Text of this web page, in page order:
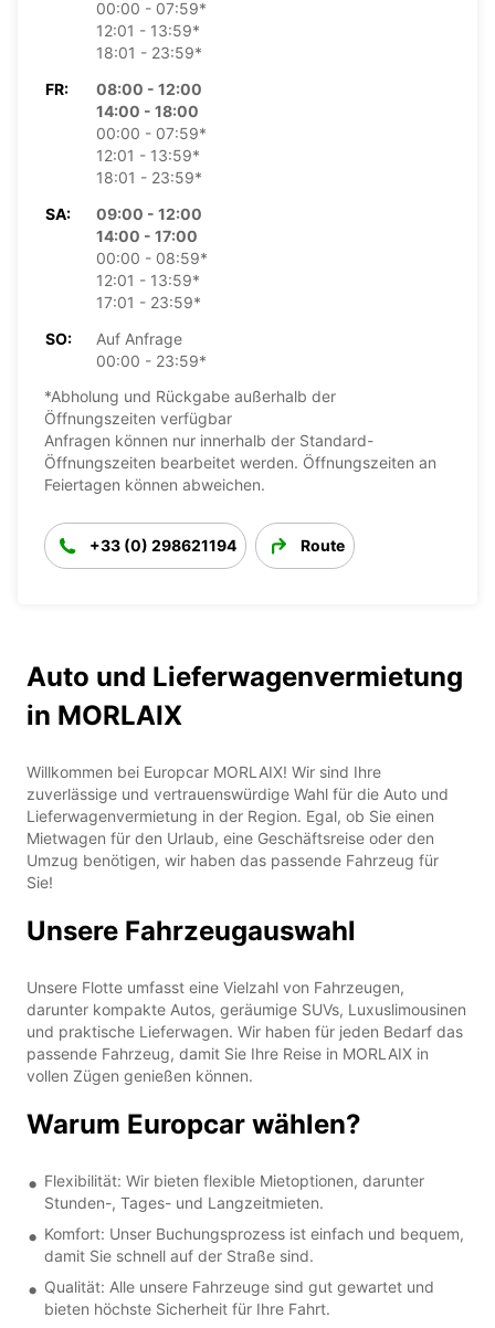
00:00 - 07:59*
12:01 - 13:59*
18:01 - 23:59*
FR:
08:00 - 12:00
14:00 - 18:00
00:00 - 07:59*
12:01 - 13:59*
18:01 - 23:59*
SA:
09:00 - 12:00
14:00 - 17:00
00:00 - 08:59*
12:01 - 13:59*
17:01 - 23:59*
SO:
Auf Anfrage
00:00 - 23:59*
*Abholung und Rückgabe außerhalb der
Öffnungszeiten verfügbar
Anfragen können nur innerhalb der Standard-
Öffnungszeiten bearbeitet werden. Öffnungszeiten an
Feiertagen können abweichen.
+33 (0) 298621194 Route
Auto und Lieferwagenvermietung
in MORLAIX
Willkommen bei Europcar MORLAIX! Wir sind Ihre
zuverlässige und vertrauenswürdige Wahl für die Auto und
Lieferwagenvermietung in der Region. Egal, ob Sie einen
Mietwagen für den Urlaub, eine Geschäftsreise oder den
Umzug benötigen, wir haben das passende Fahrzeug für
Sie!
Unsere Fahrzeugauswahl
Unsere Flotte umfasst eine Vielzahl von Fahrzeugen,
darunter kompakte Autos, geräumige SUVs, Luxuslimousinen
und praktische Lieferwagen. Wir haben für jeden Bedarf das
passende Fahrzeug, damit Sie Ihre Reise in MORLAIX in
vollen Zügen genießen können.
Warum Europcar wählen?
Flexibilität: Wir bieten flexible Mietoptionen, darunter
Stunden-, Tages- und Langzeitmieten.
Komfort: Unser Buchungsprozess ist einfach und bequem,
damit Sie schnell auf der Straße sind.
Qualität: Alle unsere Fahrzeuge sind gut gewartet und
bieten höchste Sicherheit für Ihre Fahrt.